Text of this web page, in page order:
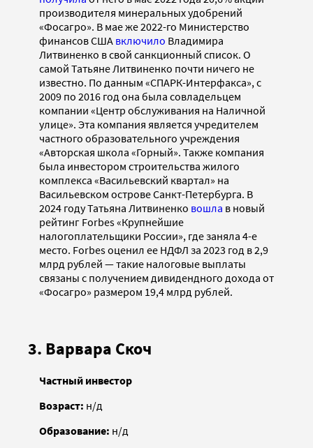
производителя минеральных удобрений
«Фосагро». В мае же 2022-го Министерство
финансов США включило Владимира
Литвиненко в свой санкционный список. О
самой Татьяне Литвиненко почти ничего не
известно. По данным «СПАРК-Интерфакса», с
2009 по 2016 год она была совладельцем
компании «Центр обслуживания на Наличной
улице». Эта компания является учредителем
частного образовательного учреждения
«Авторская школа «Горный». Также компания
была инвестором строительства жилого
комплекса «Васильевский квартал» на
Васильевском острове Санкт-Петербурга. В
2024 году Татьяна Литвиненко вошла в новый
рейтинг Forbes «Крупнейшие
налогоплательщики России», где заняла 4-е
место. Forbes оценил ее НДФЛ за 2023 год в 2,9
млрд рублей — такие налоговые выплаты
связаны с получением дивидендного дохода от
«Фосагро» размером 19,4 млрд рублей.
3. Варвара Скоч
Частный инвестор
Возраст: н/д
Образование: н/д